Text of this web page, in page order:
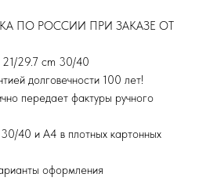
ПО РОССИИ ПРИ ЗАКАЗЕ ОТ
21/29.7 cm 30/40
долговечности 100 лет!
передает фактуры ручного
40 и А4 в плотных картонных
оформления